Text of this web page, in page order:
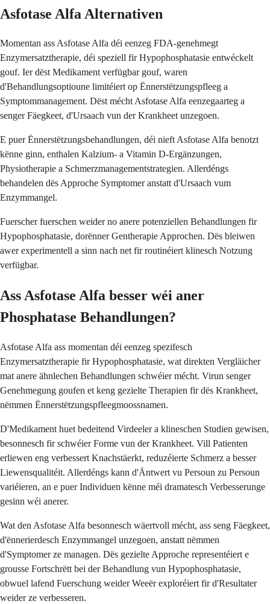
Asfotase Alfa Alternativen
Momentan ass Asfotase Alfa déi eenzeg FDA-genehmegt
Enzymersatztherapie, déi speziell fir Hypophosphatasie entwéckelt
gouf. Ier dëst Medikament verfügbar gouf, waren
d'Behandlungsoptioune limitéiert op Ënnerstëtzungspfleeg a
Symptommanagement. Dëst mécht Asfotase Alfa eenzegaarteg a
senger Fäegkeet, d'Ursaach vun der Krankheet unzegoen.
E puer Ënnerstëtzungsbehandlungen, déi nieft Asfotase Alfa benotzt
kënne ginn, enthalen Kalzium- a Vitamin D-Ergänzungen,
Physiotherapie a Schmerzmanagementstrategien. Allerdéngs
behandelen dës Approche Symptomer anstatt d'Ursaach vum
Enzymmangel.
Fuerscher fuerschen weider no anere potenziellen Behandlungen fir
Hypophosphatasie, dorënner Gentherapie Approchen. Dës bleiwen
awer experimentell a sinn nach net fir routinéiert klinesch Notzung
verfügbar.
Ass Asfotase Alfa besser wéi aner
Phosphatase Behandlungen?
Asfotase Alfa ass momentan déi eenzeg spezifesch
Enzymersatztherapie fir Hypophosphatasie, wat direkten Vergläicher
mat anere ähnlechen Behandlungen schwéier mécht. Virun senger
Genehmegung goufen et keng gezielte Therapien fir dës Krankheet,
nëmmen Ënnerstëtzungspfleegmoossnamen.
D'Medikament huet bedeitend Virdeeler a klineschen Studien gewisen,
besonnesch fir schwéier Forme vun der Krankheet. Vill Patienten
erliewen eng verbessert Knachstäerkt, reduzéierte Schmerz a besser
Liewensqualitéit. Allerdéngs kann d'Äntwert vu Persoun zu Persoun
variéieren, an e puer Individuen kënne méi dramatesch Verbesserunge
gesinn wéi anerer.
Wat den Asfotase Alfa besonnesch wäertvoll mécht, ass seng Fäegkeet,
d'ënnerierdesch Enzymmangel unzegoen, anstatt nëmmen
d'Symptomer ze managen. Dës gezielte Approche representéiert e
grousse Fortschrëtt bei der Behandlung vun Hypophosphatasie,
obwuel lafend Fuerschung weider Weeër exploréiert fir d'Resultater
weider ze verbesseren.